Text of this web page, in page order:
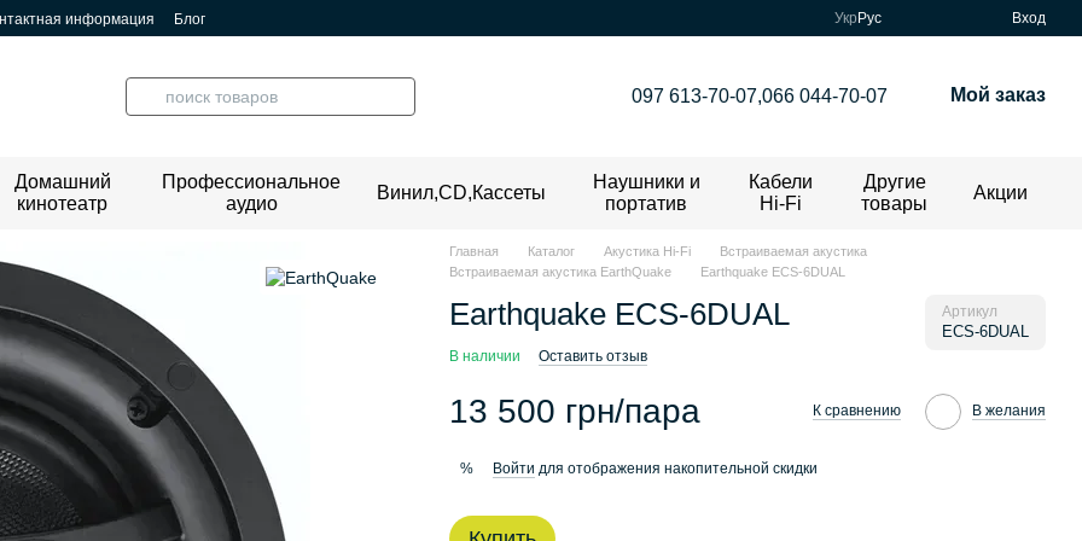
информация Блог Укр Рус Вход
097 613-70-07,066 044-70-07 Мой заказ
Домашний
кинотеатр
Профессиональное
аудио
Винил,CD,Кассеты
Наушники и
портатив
Кабели
Hi-Fi
Другие
товары
Акции
Главная Каталог Акустика Hi-Fi
Встраиваемая акустика
Встраиваемая акустика EarthQuake
Earthquake ECS-6DUAL
Earthquake ECS-6DUAL Артикул
ECS-6DUAL
В наличии Оставить отзыв
13 500 грн/пара К сравнению В желания
% Войти для отображения накопительной скидки